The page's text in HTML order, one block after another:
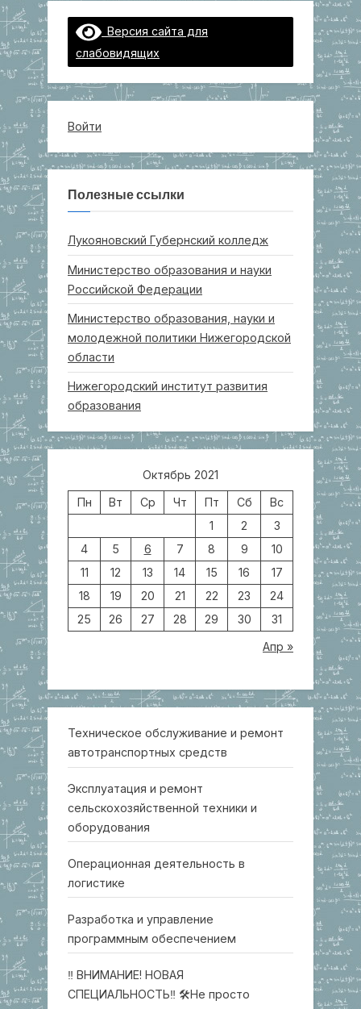
Версия сайта для
слабовидящих
Войти
Полезные ссылки
Лукояновский Губернский колледж
Министерство образования и науки
Российской Федерации
Министерство образования, науки и
молодежной политики Нижегородской
области
Нижегородский институт развития
образования
Октябрь 2021
Пн Вт Ср Чт Пт Сб
Вс
1
2
3
4
5 6 7 8 9
10
11
12 13 14 15 16
17
18
19 20 21 22 23
24
25
26 27 28 29 30 31
Апр »
Техническое обслуживание и ремонт
автотранспортных средств
Эксплуатация и ремонт
сельскохозяйственной техники и
оборудования
Операционная деятельность в
логистике
Разработка и управление
программным обеспечением
‼ ВНИМАНИЕ! НОВАЯ
СПЕЦИАЛЬНОСТЬ‼ 🛠Не просто